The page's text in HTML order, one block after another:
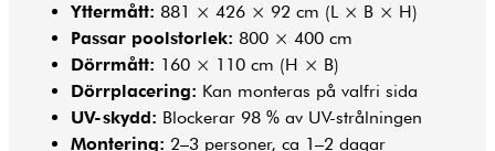
Yttermått: 881 × 426 × 92 cm (L × B × H)
Passar poolstorlek: 800 × 400 cm
Dörrmått: 160 × 110 cm (H × B)
Dörrplacering: Kan monteras på valfri sida
UV-skydd: Blockerar 98 % av UV-strålningen
Montering: 2–3 personer, ca 1–2 dagar